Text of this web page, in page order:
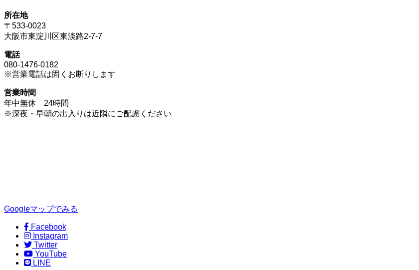
所在地
〒533-0023
大阪市東淀川区東淡路2-7-7
電話
080-1476-0182
※営業電話は固くお断りします
営業時間
年中無休 24時間
※深夜・早朝の出入りは近隣にご配慮ください
Googleマップでみる
Facebook
Instagram
Twitter
YouTube
LINE